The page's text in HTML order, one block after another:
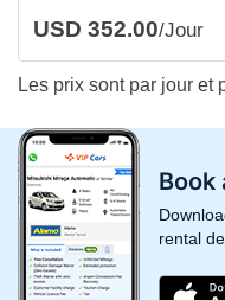
USD 352.00/Jour
Les prix sont par jour et
Book
rental